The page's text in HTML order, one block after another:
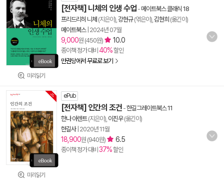
미리읽기
[전자책] 니체의 인생 수업 - 메이트북스 클래식 18
프리드리히 니체 (지은이), 강현규(엮은이), 김현희 (옮긴이)
메이트북스| 2024년 07월
9,000원 (450원) 10.0
종이책 정가 대비 40%할인
만권당에서 무료로 보기
미리읽기
ePub
[전자책] 인간의 조건 -한길그레이트북스 11
한나 아렌트(지은이), 이진우(옮긴이)
한길사| 2020년 11월
18,900원 (940원) 6.5
종이책 정가 대비 37%할인